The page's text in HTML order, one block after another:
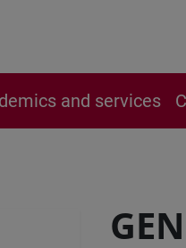
and services